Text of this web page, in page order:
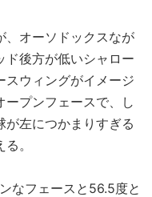
、オーソドックスなが
ド後方が低いシャロー
スウィングがイメージ
ープンフェースで、し
左につかまりすぎる
。
なフェースと56.5度と